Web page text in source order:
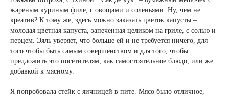
жареным куриным филе, с овощами и соленьями. Ну, чем не
креатив? К тому же, здесь можно заказать цветок капусты –
молодая цветная капуста, запеченная целиком на гриле, с солью и
перцем. Эяль уверяет, что больше ей и не требуется ничего, для
того чтобы быть самым совершенством и для того, чтобы
предложить это посетителям, как самостоятельное блюдо, или же
добавкой к мясному.
Я попробовала стейк с яичницей в пите. Мясо было отличное,